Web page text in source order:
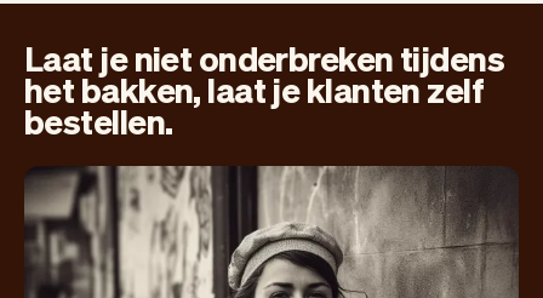
Laat je niet onderbreken tijdens
het bakken, laat je klanten zelf
bestellen.